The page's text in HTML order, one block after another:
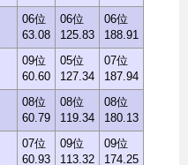
06位
63.08
06位
125.83
06位
188.91
09位
60.60
05位
127.34
07位
187.94
08位
60.79
08位
119.34
08位
180.13
07位
60.93
09位
113.32
09位
174.25